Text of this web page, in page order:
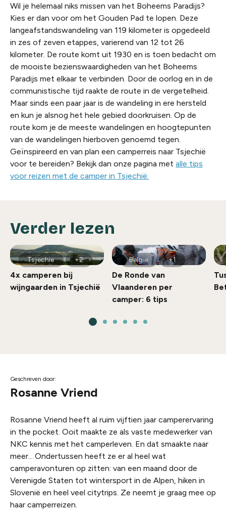
Wil je helemaal niks missen van het Boheems Paradijs?
Kies er dan voor om het Gouden Pad te lopen. Deze
langeafstandswandeling van 119 kilometer is opgedeeld
in zes of zeven etappes, varierend van 12 tot 26
kilometer. De route komt uit 1930 en is toen bedacht om
de mooiste bezienswaardigheden van het Boheems
Paradijs met elkaar te verbinden. Door de oorlog en in de
communistische tijd raakte de route in de vergetelheid.
Maar sinds een paar jaar is de wandeling in ere hersteld
en kun je alsnog het hele gebied doorkruisen. Op de
route kom je de meeste wandelingen en hoogtepunten
van de wandelingen hierboven genoemd tegen.
Geïnspireerd en van plan een camperreis naar Tsjechië
voor te bereiden? Bekijk dan onze pagina met alle tips
voor reizen met de camper in Tsjechië.
Verder lezen
Tsjechie +2
4x camperen bij
wijngaarden in Tsjechië
Belgie +1
De Ronde van
Vlaanderen per
camper: 6 tips
Geschreven door:
Rosanne Vriend
Rosanne Vriend heeft al ruim vijftien jaar camperervaring
in the pocket. Ooit maakte ze als vaste medewerker van
NKC kennis met het camperleven. En dat smaakte naar
meer... Ondertussen heeft ze er al heel wat
camperavonturen op zitten: van een maand door de
Verenigde Staten tot wintersport in de Alpen, hiken in
Slovenië en heel veel citytrips. Ze neemt je graag mee op
haar camperreizen.